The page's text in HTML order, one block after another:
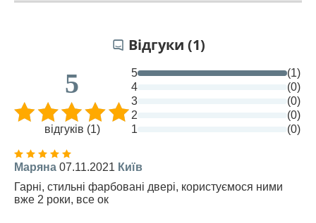
Відгуки (1)
5
відгуків (1)
5
(1)
4
(0)
3
(0)
2
(0)
1
(0)
Маряна 07.11.2021 Київ
Гарні, стильні фарбовані двері, користуємося ними
вже 2 роки, все ок